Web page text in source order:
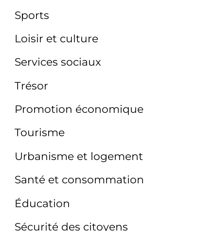
Sports
Loisir et culture
Services sociaux
Trésor
Promotion économique
Tourisme
Urbanisme et logement
Santé et consommation
Éducation
Sécurité des citoyens